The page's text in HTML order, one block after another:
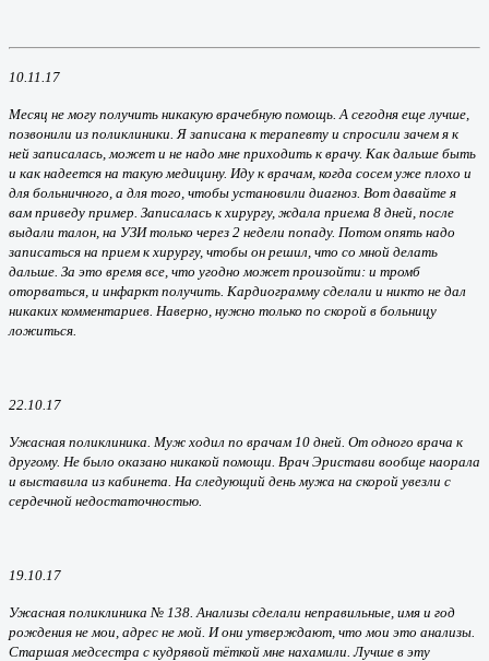
10.11.17
Месяц не могу получить никакую врачебную помощь. А сегодня еще лучше,
позвонили из поликлиники. Я записана к терапевту и спросили зачем я к
ней записалась, может и не надо мне приходить к врачу. Как дальше быть
и как надеется на такую медицину. Иду к врачам, когда сосем уже плохо и
для больничного, а для того, чтобы установили диагноз. Вот давайте я
вам приведу пример. Записалась к хирургу, ждала приема 8 дней, после
выдали талон, на УЗИ только через 2 недели попаду. Потом опять надо
записаться на прием к хирургу, чтобы он решил, что со мной делать
дальше. За это время все, что угодно может произойти: и тромб
оторваться, и инфаркт получить. Кардиограмму сделали и никто не дал
никаких комментариев. Наверно, нужно только по скорой в больницу
ложиться.
22.10.17
Ужасная поликлиника. Муж ходил по врачам 10 дней. От одного врача к
другому. Не было оказано никакой помощи. Врач Эристави вообще наорала
и выставила из кабинета. На следующий день мужа на скорой увезли с
сердечной недостаточностью.
19.10.17
Ужасная поликлиника № 138. Анализы сделали неправильные, имя и год
рождения не мои, адрес не мой. И они утверждают, что мои это анализы.
Старшая медсестра с кудрявой тёткой мне нахамили. Лучше в эту